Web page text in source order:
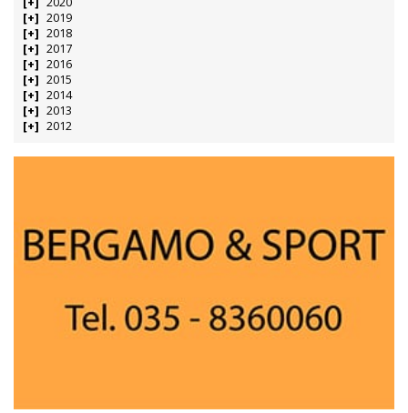
2019
2018
2017
2016
2015
2014
2013
2012